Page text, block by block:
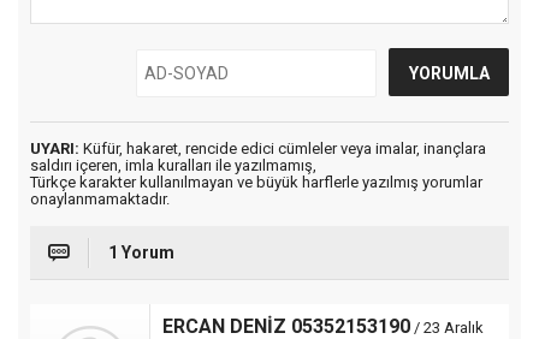
UYARI: Küfür, hakaret, rencide edici cümleler veya imalar, inançlara
saldırı içeren, imla kuralları ile yazılmamış,
Türkçe karakter kullanılmayan ve büyük harflerle yazılmış yorumlar
onaylanmamaktadır.
1 Yorum
ERCAN DENİZ 05352153190 / 23 Aralık